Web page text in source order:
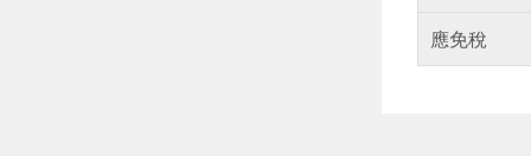
應免稅